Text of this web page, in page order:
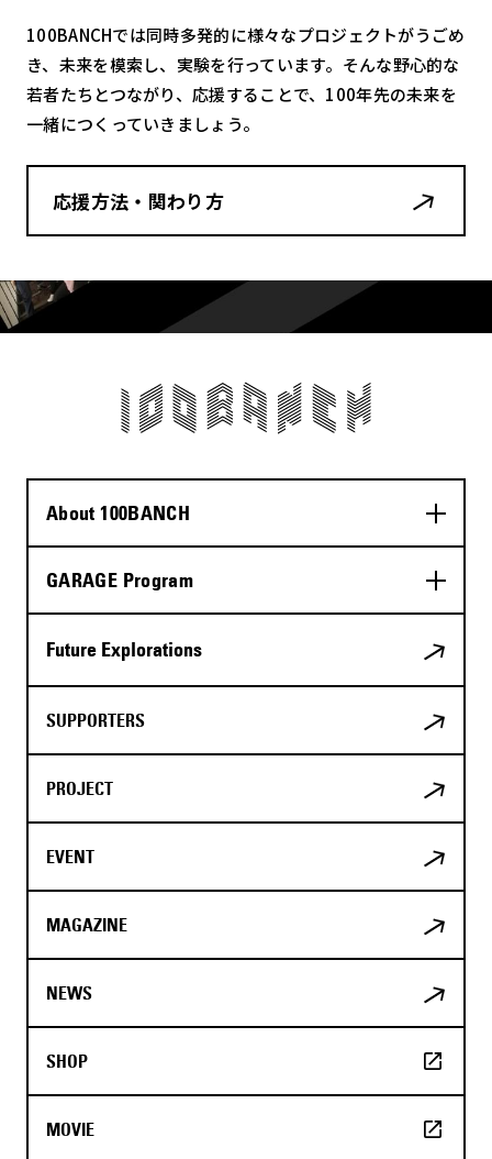
100BANCHでは同時多発的に様々なプロジェクトがうごめ
き、未来を模索し、実験を行っています。そんな野心的な
若者たちとつながり、応援することで、100年先の未来を
一緒につくっていきましょう。
応援方法・関わり方
About 100BANCH
GARAGE Program
Future Explorations
SUPPORTERS
PROJECT
EVENT
MAGAZINE
NEWS
SHOP
MOVIE